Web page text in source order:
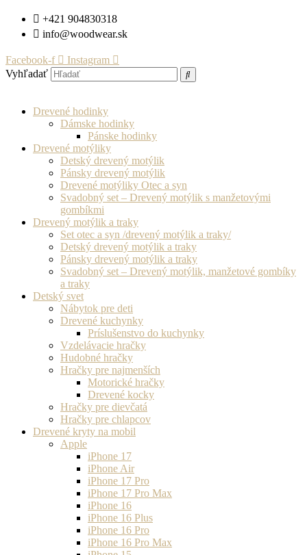
Preskočiť+421 904830318
info@woodwear.sk
Facebook-f
Instagram
Vyhľadať
Drevené hodinky
Dámske hodinky
Pánske hodinky
Drevené motýliky
Detský drevený motýlik
Pánsky drevený motýlik
Drevené motýliky Otec a syn
Svadobný set – Drevený motýlik s manžetovými
gombíkmi
Drevený motýlik a traky
Set otec a syn /drevený motýlik a traky/
Detský drevený motýlik a traky
Pánsky drevený motýlik a traky
Svadobný set – Drevený motýlik, manžetové gombíky
a traky
Detský svet
Nábytok pre deti
Drevené kuchynky
Príslušenstvo do kuchynky
Vzdelávacie hračky
Hudobné hračky
Hračky pre najmenších
Motorické hračky
Drevené kocky
Hračky pre dievčatá
Hračky pre chlapcov
Drevené kryty na mobil
Apple
iPhone 17
iPhone Air
iPhone 17 Pro
iPhone 17 Pro Max
iPhone 16
iPhone 16 Plus
iPhone 16 Pro
iPhone 16 Pro Max